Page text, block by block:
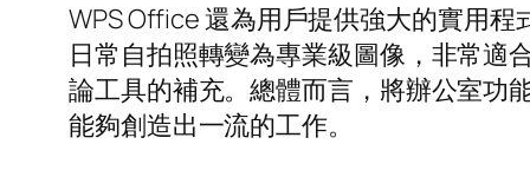
WPS Office 還為用戶提供強大的實用
日常自拍照轉變為專業級圖像，非常適
論工具的補充。總體而言，將辦公室功
能夠創造出一流的工作。